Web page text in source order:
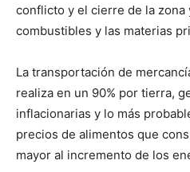
conflicto y el cierre de la
combustibles y las materias
La transportación de
realiza en un 90% por tierra,
inflacionarias y lo más
precios de alimentos que
mayor al incremento de los